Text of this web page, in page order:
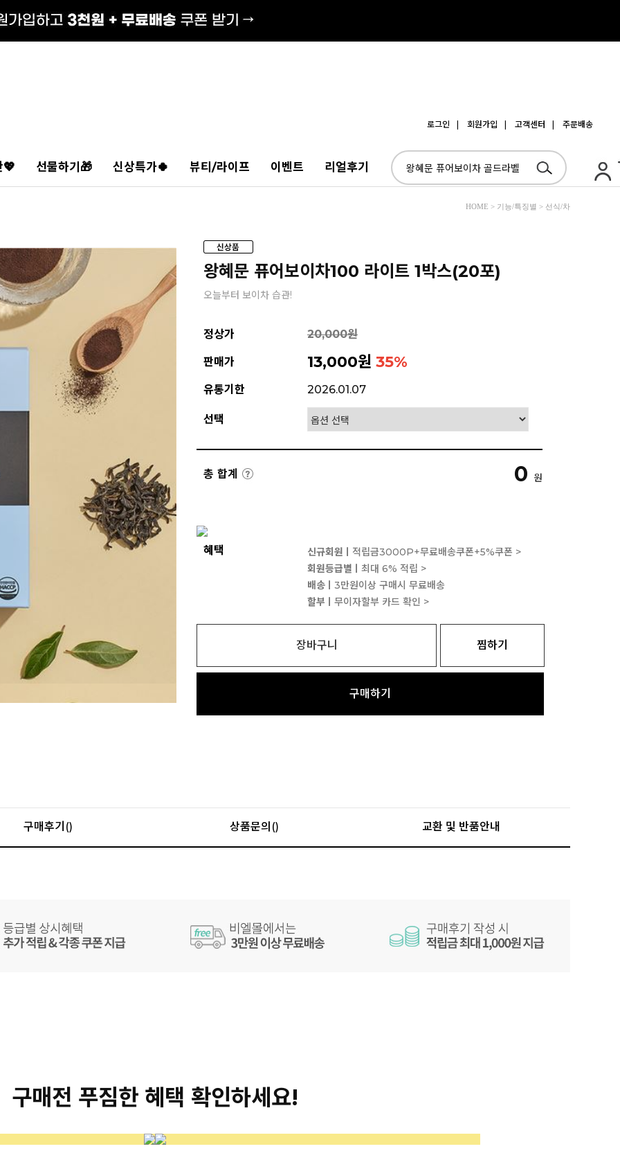
로그인 | 회원가입 | 고객센터 | 주문배송
💖 선물하기🎁 신상특가🍀 뷰티/라이프 이벤트 리얼후기
HOME > 기능/특징별 > 선식/차
왕혜문 퓨어보이차100 라이트 1박스(20포)
오늘부터 보이차 습관!
정상가 20,000원
판매가 13,000원 35%
유통기한 2026.01.07
선택
총 합계 0 원
혜택 신규회원ㅣ 적립금3000P+무료배송쿠폰+5%쿠폰 >
회원등급별ㅣ 최대 6% 적립 >
배송ㅣ 3만원이상 구매시 무료배송
할부ㅣ 무이자할부 카드 확인 >
장바구니 찜하기
구매하기
구매후기() 상품문의() 교환 및 반품안내
구매전 푸짐한 혜택 확인하세요!